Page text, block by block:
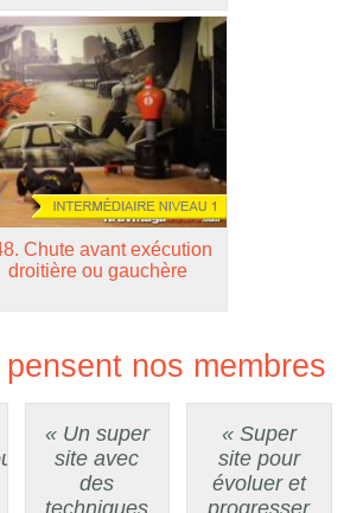
Chute avant exécution
droitière ou gauchère
nos membres
« Un super
site avec
des
« Super
site pour
évoluer et